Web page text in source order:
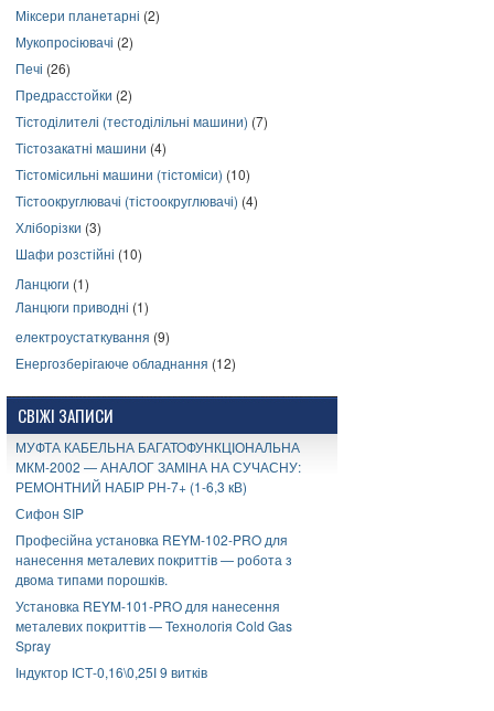
Міксери планетарні (2)
Мукопросіювачі (2)
Печі (26)
Предрасстойки (2)
Тістоділителі (тестоділільні машини) (7)
Тістозакатні машини (4)
Тістомісильні машини (тістоміси) (10)
Тістоокруглювачі (тістоокруглювачі) (4)
Хліборізки (3)
Шафи розстійні (10)
Ланцюги (1)
Ланцюги приводні (1)
електроустаткування (9)
Енергозберігаюче обладнання (12)
СВІЖІ ЗАПИСИ
МУФТА КАБЕЛЬНА БАГАТОФУНКЦІОНАЛЬНА
МКМ-2002 — АНАЛОГ ЗАМІНА НА СУЧАСНУ:
РЕМОНТНИЙ НАБІР РН-7+ (1-6,3 кВ)
Сифон SIP
Професійна установка REYM-102-PRO для
нанесення металевих покриттів — робота з
двома типами порошків.
Установка REYM-101-PRO для нанесення
металевих покриттів — Технологія Cold Gas
Spray
Індуктор ІСТ-0,16\0,25І 9 витків